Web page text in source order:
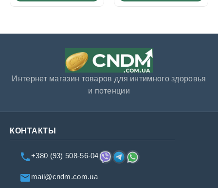
Интернет магазин товаров для интимного здоровья
и потенции
КОНТАКТЫ
+380 (93) 508-56-04
mail@cndm.com.ua